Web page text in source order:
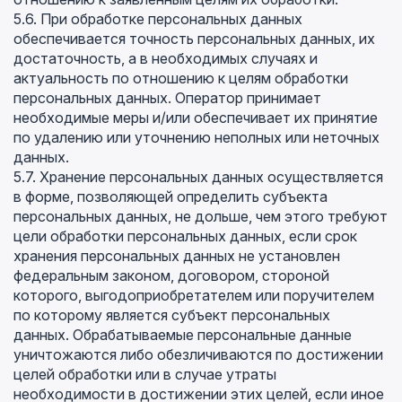
5.6. При обработке персональных данных
обеспечивается точность персональных данных, их
достаточность, а в необходимых случаях и
актуальность по отношению к целям обработки
персональных данных. Оператор принимает
необходимые меры и/или обеспечивает их принятие
по удалению или уточнению неполных или неточных
данных.
5.7. Хранение персональных данных осуществляется
в форме, позволяющей определить субъекта
персональных данных, не дольше, чем этого требуют
цели обработки персональных данных, если срок
хранения персональных данных не установлен
федеральным законом, договором, стороной
которого, выгодоприобретателем или поручителем
по которому является субъект персональных
данных. Обрабатываемые персональные данные
уничтожаются либо обезличиваются по достижении
целей обработки или в случае утраты
необходимости в достижении этих целей, если иное